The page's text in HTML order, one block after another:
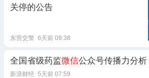
关停的公告
东营交警 6天前 09:38
全国省级药监微信公众号传播力分析
新浪财经 5天前 07:59